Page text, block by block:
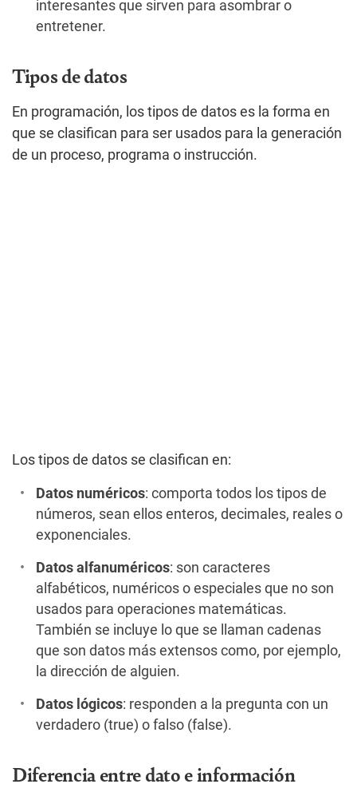
interesantes que sirven para asombrar o
entretener.
Tipos de datos
En programación, los tipos de datos es la forma en
que se clasifican para ser usados para la generación
de un proceso, programa o instrucción.
Los tipos de datos se clasifican en:
Datos numéricos: comporta todos los tipos de
números, sean ellos enteros, decimales, reales o
exponenciales.
Datos alfanuméricos: son caracteres
alfabéticos, numéricos o especiales que no son
usados para operaciones matemáticas.
También se incluye lo que se llaman cadenas
que son datos más extensos como, por ejemplo,
la dirección de alguien.
Datos lógicos: responden a la pregunta con un
verdadero (true) o falso (false).
Diferencia entre dato e información